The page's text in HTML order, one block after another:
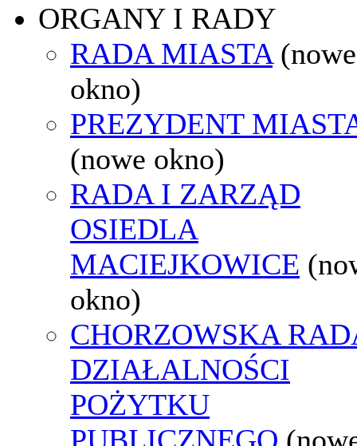
ORGANY I RADY
RADA MIASTA (nowe
okno)
PREZYDENT
(nowe okno)
RADA I ZARZĄD
OSIEDLA
MACIEJKOWICE
okno)
CHORZOWSKA
DZIAŁALNOŚCI
POŻYTKU